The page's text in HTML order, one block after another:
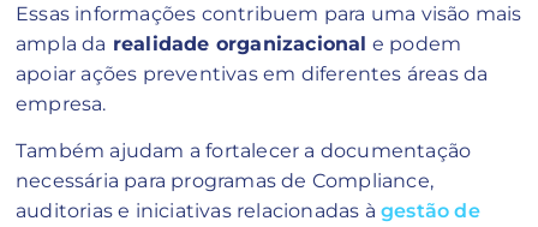
Essas informações contribuem para uma visão mais
ampla da realidade organizacional e podem
apoiar ações preventivas em diferentes áreas da
empresa.
Também ajudam a fortalecer a documentação
necessária para programas de Compliance,
auditorias e iniciativas relacionadas à gestão de